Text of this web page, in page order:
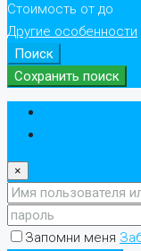
Стоимость от до
Другие особенности
Поиск
Сохранить поиск
×
Запомни меня